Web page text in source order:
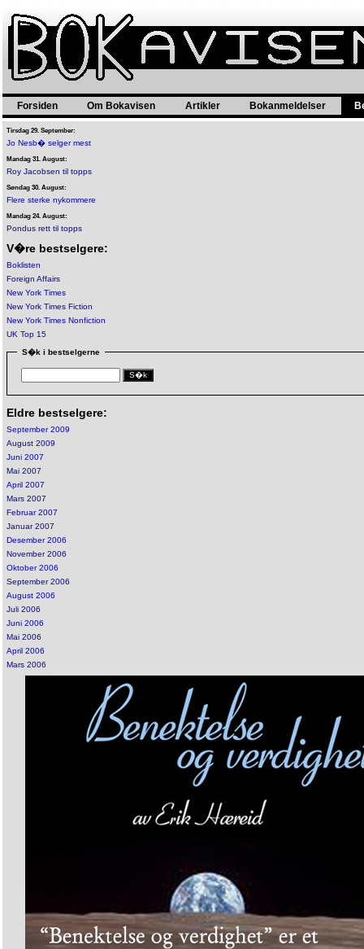
Forsiden Om Bokavisen Artikler Bokanmeldelser
Tirsdag 29. September:
Jo Nesb� selger mest
Mandag 31. August:
Roy Jacobsen til topps
Søndag 30. August:
Flere sterke nykommere
Mandag 24. August:
Pondus rett til topps
V�re bestselgere:
Boklisten
Foreign Affairs
New York Times
New York Times Fiction
New York Times Nonfiction
UK Top 15
S�k i bestselgerne
Eldre bestselgere:
September 2009
August 2009
Juni 2007
Mai 2007
April 2007
Mars 2007
Februar 2007
Januar 2007
Desember 2006
November 2006
Oktober 2006
September 2006
August 2006
Juli 2006
Juni 2006
Mai 2006
April 2006
Mars 2006